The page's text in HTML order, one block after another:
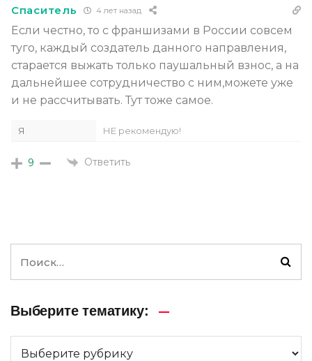
Спаситель 4 лет назад
Если честно, то с франшизами в России совсем
туго, каждый создатель данного направления,
старается выжать только паушальный взнос, а на
дальнейшее сотрудничество с ним,можете уже
и не рассчитывать. Тут тоже самое.
Я НЕ рекомендую!
9 Ответить
Выберите тематику: